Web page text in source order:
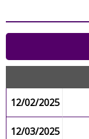
12/02/2025
12/03/2025